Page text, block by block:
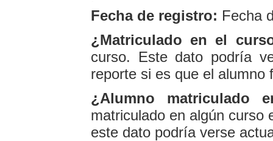
Fecha de registro: Fecha
¿Matriculado en el
curso. Este dato podría
reporte si es que el alumno
¿Alumno matriculado
matriculado en algún curso
este dato podría verse